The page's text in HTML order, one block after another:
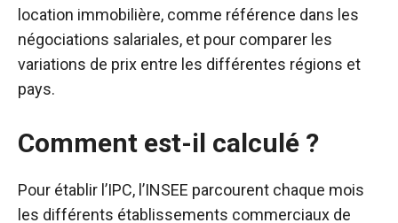
location immobilière, comme référence dans les
négociations salariales, et pour comparer les
variations de prix entre les différentes régions et
pays.
Comment est-il calculé ?
Pour établir l’IPC, l’INSEE parcourent chaque mois
les différents établissements commerciaux de